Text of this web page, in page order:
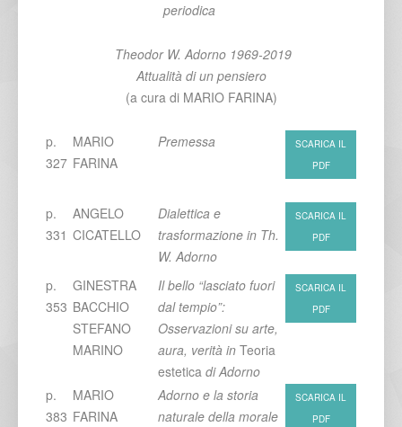
periodica
Theodor W. Adorno 1969-2019
Attualità di un pensiero
(a cura di MARIO FARINA)
p.
327
MARIO
FARINA
Premessa
SCARICA IL
PDF
p.
331
ANGELO
CICATELLO
Dialettica e
trasformazione in Th.
W. Adorno
SCARICA IL
PDF
p.
353
GINESTRA
BACCHIO
STEFANO
MARINO
Il bello “lasciato fuori
dal tempio”:
Osservazioni su arte,
aura, verità in Teoria
estetica di Adorno
SCARICA IL
PDF
p.
383
MARIO
FARINA
Adorno e la storia
naturale della morale
SCARICA IL
PDF